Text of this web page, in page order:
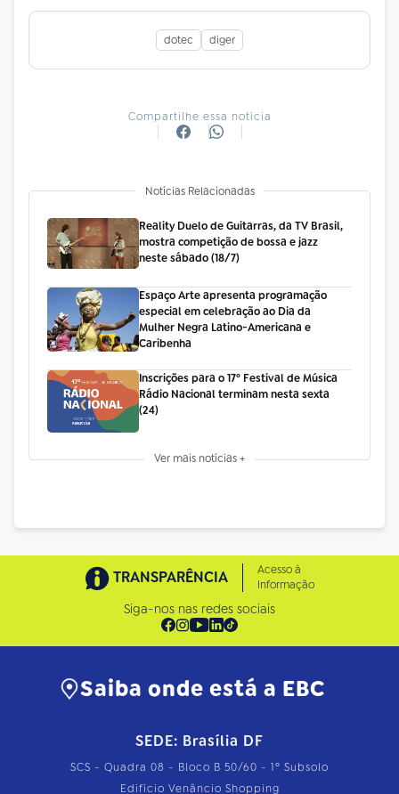
dotec diger
Compartilhe essa notícia
Notícias Relacionadas
Reality Duelo de Guitarras, da TV Brasil,
mostra competição de bossa e jazz
neste sábado (18/7)
Espaço Arte apresenta programação
especial em celebração ao Dia da
Mulher Negra Latino-Americana e
Caribenha
Inscrições para o 17º Festival de Música
Rádio Nacional terminam nesta sexta
(24)
Ver mais notícias +
TRANSPARÊNCIA
Acesso à
Informação
Siga-nos nas redes sociais
Saiba onde está a EBC
SEDE: Brasília DF
SCS - Quadra 08 - Bloco B 50/60 - 1º Subsolo
Edifício Venâncio Shopping